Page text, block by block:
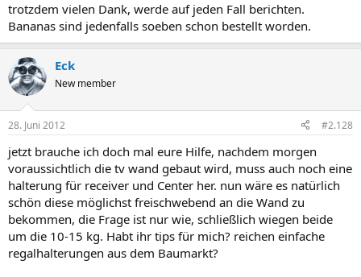
trotzdem vielen Dank, werde auf jeden Fall berichten.
Bananas sind jedenfalls soeben schon bestellt worden.
Eck
New member
28. Juni 2012 #2.128
jetzt brauche ich doch mal eure Hilfe, nachdem morgen
voraussichtlich die tv wand gebaut wird, muss auch noch eine
halterung für receiver und Center her. nun wäre es natürlich
schön diese möglichst freischwebend an die Wand zu
bekommen, die Frage ist nur wie, schließlich wiegen beide
um die 10-15 kg. Habt ihr tips für mich? reichen einfache
regalhalterungen aus dem Baumarkt?